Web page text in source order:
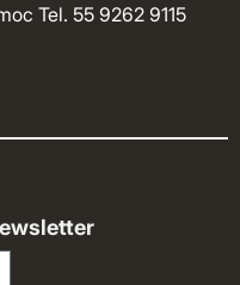
Tel. 55 9262 9115